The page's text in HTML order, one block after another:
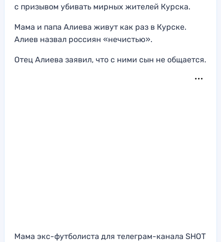
с призывом убивать мирных жителей Курска.
Мама и папа Алиева живут как раз в Курске.
Алиев назвал россиян «нечистью».
Отец Алиева заявил, что с ними сын не общается.
Мама экс-футболиста для телеграм-канала SHOT